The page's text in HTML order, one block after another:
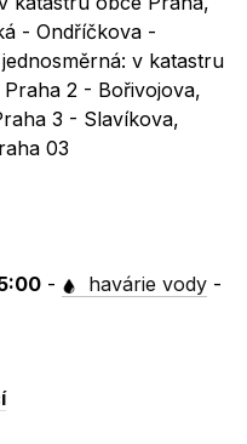
- Ondříčkova -
v katastru
2 - Bořivojova,
3 - Slavíkova,
03
- havárie vody -